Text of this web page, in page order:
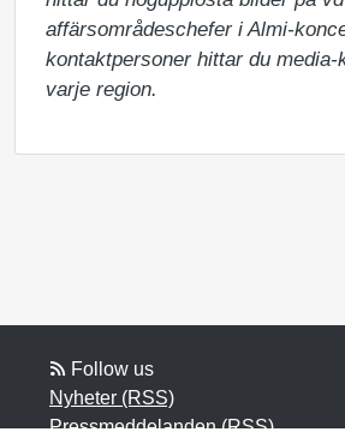
affärsområdeschefer i Almi-
kontaktpersoner hittar du
varje region.
Follow us
Nyheter (RSS)
Pressmeddelanden (RSS)